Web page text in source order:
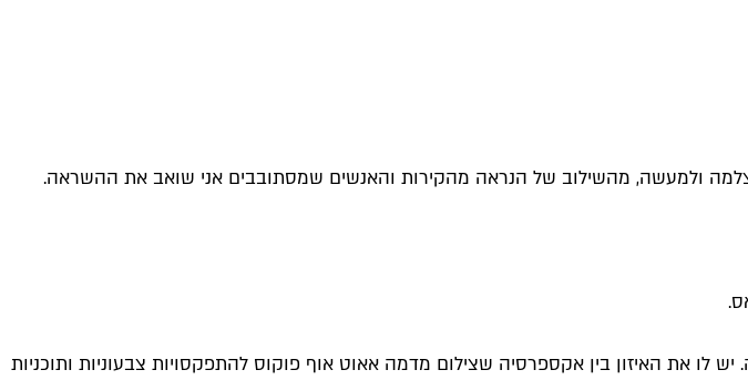
ולמעשה, מהשילוב של הנראה מהקירות והאנשים שמסתובבים אני שואב את ההשראה.
לו את האיזון בין אקספרסיה שצילום מדמה אאוט אוף פוקוס להתפקסויות צבעוניות ותוכניות